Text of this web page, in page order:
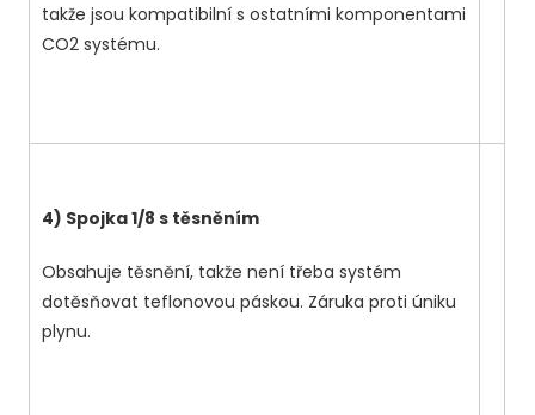
takže jsou kompatibilní s ostatními komponentami
CO2 systému.
4) Spojka 1/8 s těsněním
Obsahuje těsnění, takže není třeba systém
dotěsňovat teflonovou páskou. Záruka proti úniku
plynu.